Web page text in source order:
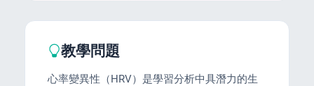
教學問題
心率變異性（HRV）是學習分析中具潛力的生